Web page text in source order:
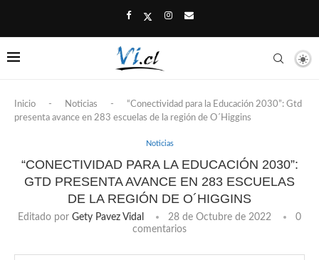
Inicio - Noticias -
“Conectividad para la Educación 2030”: Gtd
presenta avance en 283 escuelas de la región de O´Higgins
Noticias
“CONECTIVIDAD PARA LA EDUCACIÓN 2030”:
GTD PRESENTA AVANCE EN 283 ESCUELAS
DE LA REGIÓN DE O´HIGGINS
Editado por Gety Pavez Vidal 28 de Octubre de 2022
0
comentarios